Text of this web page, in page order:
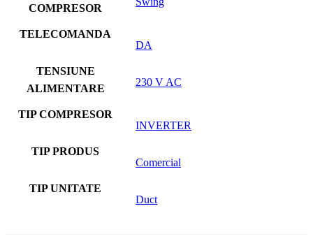
COMPRESOR
TELECOMANDA
DA
TENSIUNE
ALIMENTARE
230 V AC
TIP COMPRESOR
INVERTER
TIP PRODUS
Comercial
TIP UNITATE
Duct